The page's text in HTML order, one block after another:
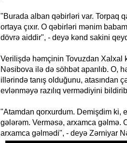
"Burada alban qəbirləri var. Torpaq
ortaya çıxır. O qəbirləri mənim
dövrə aiddir", - deyə kənd sakini
Verilişdə həmçinin Tovuzdan Xalxal
Nəsibova ilə də söhbət aparılıb. O,
illərində tanış olduğunu, atasından
evlənməyə razılıq vermədiyini
"Atamdan qorxurdum. Demişdim ki,
gələrəm. Verməsə, arxamca gəlmə.
arxamca gəlmədi", - deyə Zərniyar